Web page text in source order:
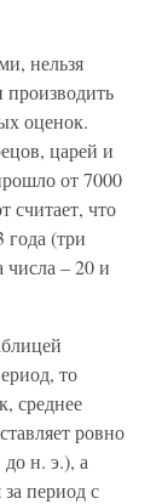
нельзя
оценок.
царей и
от 7000
считает, что
года (три
– 20 и
то
среднее
ровно
до н. э.), а
период с